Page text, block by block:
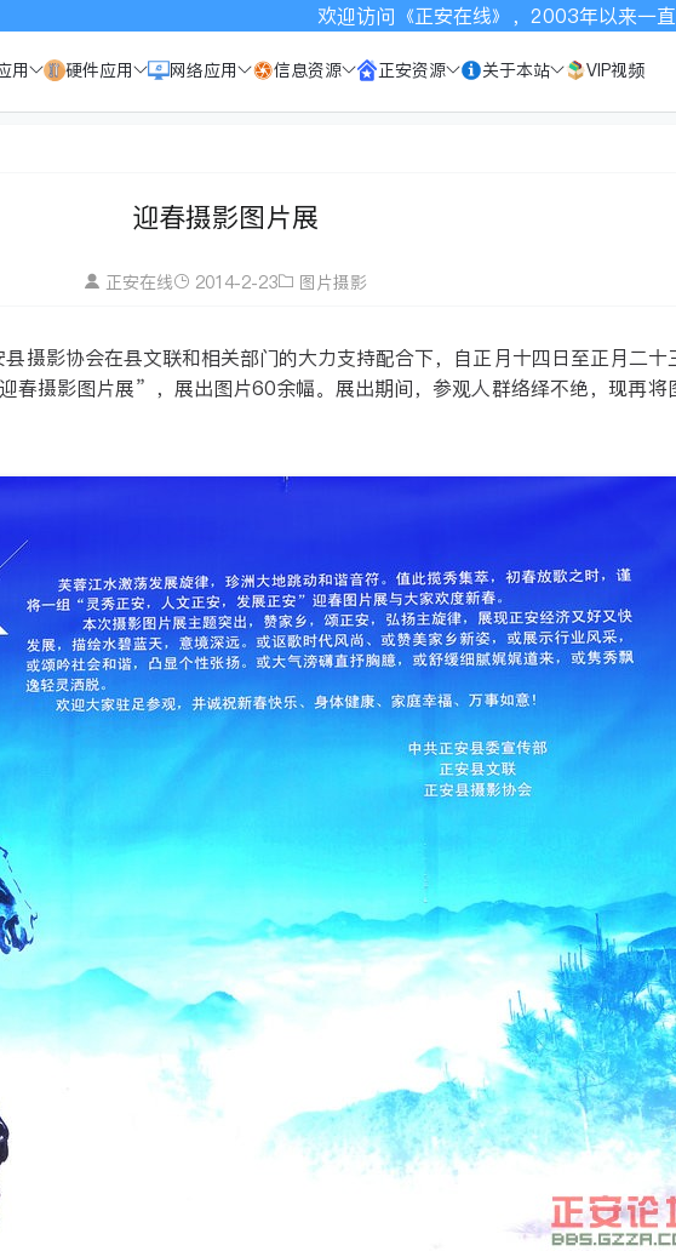
欢迎访问《正安在线》，2003年以来一直致力于宣传正安，请按Ctrl+D收
用 硬件应用 网络应用 信息资源 正安资源 关于本站 VIP视频
迎春摄影图片展
正安在线 2014-2-23 图片摄影
摄影协会在县文联和相关部门的大力支持配合下，自正月十四日至正月二十
春摄影图片展”，展出图片60余幅。展出期间，参观人群络绎不绝，现再将